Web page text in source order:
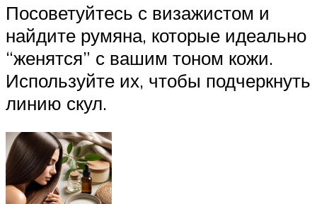
Посоветуйтесь с визажистом и
найдите румяна, которые идеально
“женятся” с вашим тоном кожи.
Используйте их, чтобы подчеркнуть
линию скул.